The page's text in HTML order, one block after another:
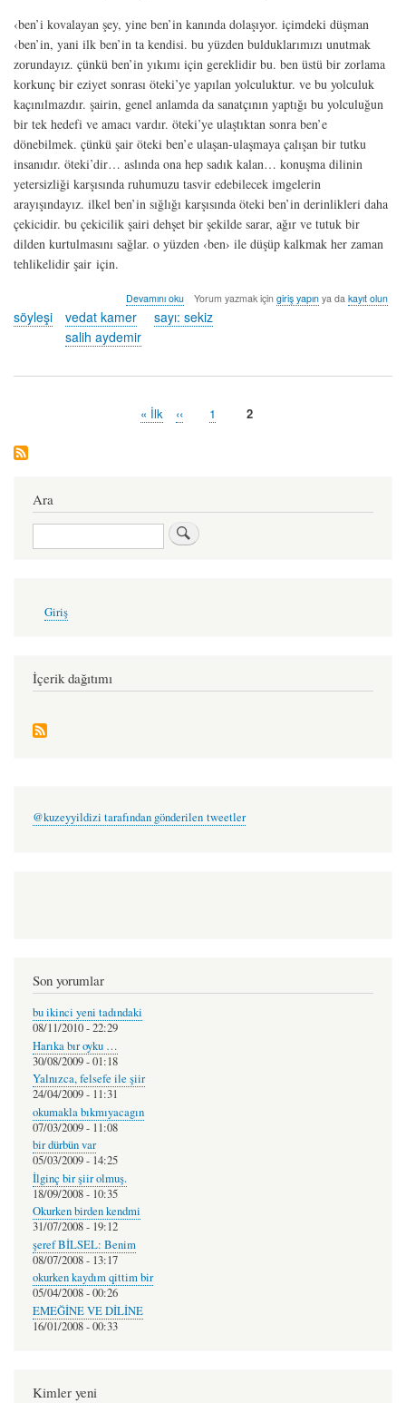
‹ben’i kovalayan şey, yine ben’in kanında dolaşıyor. içimdeki düşman
‹ben’in, yani ilk ben’in ta kendisi. bu yüzden bulduklarımızı unutmak
zorundayız. çünkü ben’in yıkımı için gereklidir bu. ben üstü bir zorlama
korkunç bir eziyet sonrası öteki’ye yapılan yolculuktur. ve bu yolculuk
kaçınılmazdır. şairin, genel anlamda da sanatçının yaptığı bu yolculuğun
bir tek hedefi ve amacı vardır. öteki’ye ulaştıktan sonra ben’e
dönebilmek. çünkü şair öteki ben’e ulaşan-ulaşmaya çalışan bir tutku
insanıdır. öteki’dir… aslında ona hep sadık kalan… konuşma dilinin
yetersizliği karşısında ruhumuzu tasvir edebilecek imgelerin
arayışındayız. ilkel ben’in sığlığı karşısında öteki ben’in derinlikleri daha
çekicidir. bu çekicilik şairi dehşet bir şekilde sarar, ağır ve tutuk bir
dilden kurtulmasını sağlar. o yüzden ‹ben› ile düşüp kalkmak her zaman
tehlikelidir şair için.
söyleşi:
salih
aydemir
hakkında
Devamını oku Yorum yazmak için giriş yapınya da kayıt olun
söyleşi
vedat kamer
salih aydemir
sayı: sekiz
İlk
« İlk
Önceki
‹‹ Sayfa
1
Şu
2
Ara
Ara
account
Giriş
İçerik dağıtımı
@kuzeyyildizi tarafından gönderilen tweetler
Son yorumlar
bu ikinci yeni tadındaki
08/11/2010 - 22:29
Harıka bır oyku …
30/08/2009 - 01:18
Yalnızca, felsefe ile şiir
24/04/2009 - 11:31
okumakla bıkmıyacagın
07/03/2009 - 11:08
bir dürbün var
05/03/2009 - 14:25
İlginç bir şiir olmuş.
18/09/2008 - 10:35
Okurken birden kendmi
31/07/2008 - 19:12
şeref BİLSEL: Benim
08/07/2008 - 13:17
okurken kaydım qittim bir
05/04/2008 - 00:26
EMEĞİNE VE DİLİNE
16/01/2008 - 00:33
Kimler yeni